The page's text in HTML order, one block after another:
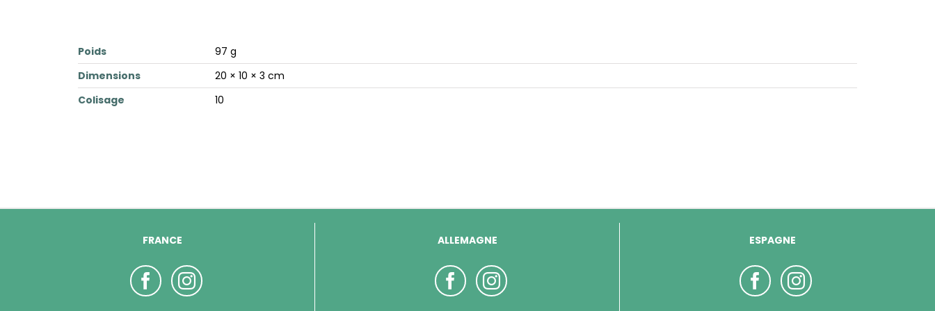
Poids
97 g
Dimensions
20 × 10 × 3 cm
Colisage
10
FRANCE ALLEMAGNE ESPAGNE